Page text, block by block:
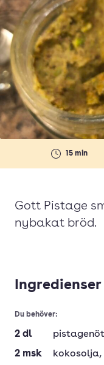
15 min
Gott Pistage
nybakat bröd.
Ingredienser
Du behöver:
2 dl
2 msk kokosolja